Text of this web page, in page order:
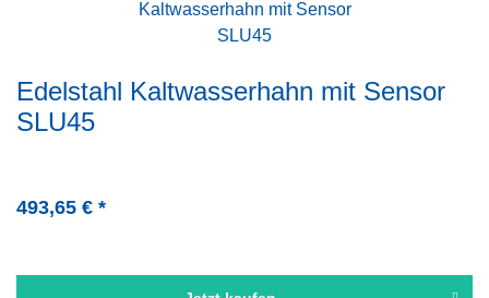
Edelstahl Kaltwasserhahn mit Sensor
SLU45
493,65 € *